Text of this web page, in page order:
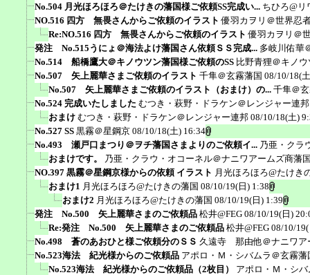
No.504 月光ほろほろ＠たけきの藩国様ご依頼SS完成い... ちひろ@リ
NO.516 四方 無畏さんからご依頼のイラスト 優羽カヲリ＠世界忍
Re:NO.516 四方 無畏さんからご依頼のイラスト 優羽カヲリ＠
発注 No.515うにょ＠海法よけ藩国さん依頼ＳＳ完成... 多岐川佑華
No.514 船橋鷹大＠キノウツン藩国様ご依頼のSS 比野青狸＠キノ
No.507 矢上麗華さまご依頼のイラスト 千隼＠玄霧藩国 08/10/18(
No.507 矢上麗華さまご依頼のイラスト（おまけ）の... 千隼＠
No.524 完成いたしました むつき・萩野・ドラケン＠レンジャー連邦
おまけ むつき・萩野・ドラケン＠レンジャー連邦 08/10/18(土)
No.527 SS 黒霧＠星鋼京 08/10/18(土) 16:34
No.493 瀬戸口まつり＠ヲチ藩国さまよりのご依頼イ... 乃亜・クラ
おまけです。
乃亜・クラウ・オコーネル＠ナニワアームズ商藩
NO.397 黒霧＠星鋼京様からの依頼 イラスト 月光ほろほろ@たけき
おまけ1 月光ほろほろ@たけきの藩国 08/10/19(日) 1:38
おまけ2 月光ほろほろ@たけきの藩国 08/10/19(日) 1:39
発注 No.500 矢上麗華さまのご依頼品 松井@FEG 08/10/19(日)
Re:発注 No.500 矢上麗華さまのご依頼品 松井@FEG 08/10/
No.498 蒼のあおひと様ご依頼分のＳＳ 久遠寺 那由他＠ナニワア
No.523海法 紀光様からのご依頼品 アポロ・Ｍ・シバムラ＠玄霧藩
No.523海法 紀光様からのご依頼品（2枚目）
アポロ・Ｍ・シ